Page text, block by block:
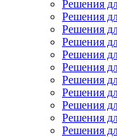
Решения
Решения
Решения
Решения
Решения
Решения
Решения
Решения
Решения
Решения
Решения